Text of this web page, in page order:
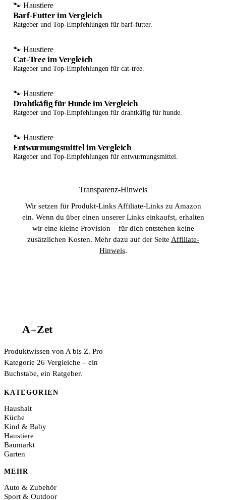
🐾 Haustiere
Barf-Futter im Vergleich
Ratgeber und Top-Empfehlungen für barf-futter.
🐾 Haustiere
Cat-Tree im Vergleich
Ratgeber und Top-Empfehlungen für cat-tree.
🐾 Haustiere
Drahtkäfig für Hunde im Vergleich
Ratgeber und Top-Empfehlungen für drahtkäfig für hunde.
🐾 Haustiere
Entwurmungsmittel im Vergleich
Ratgeber und Top-Empfehlungen für entwurmungsmittel.
Transparenz-Hinweis
Wir setzen für Produkt-Links Affiliate-Links zu Amazon
ein. Wenn du über einen unserer Links einkaufst, erhalten
wir eine kleine Provision – für dich entstehen keine
zusätzlichen Kosten. Mehr dazu auf der Seite Affiliate-
Hinweis.
A→Zet
Produktwissen von A bis Z. Pro
Kategorie 26 Vergleiche – ein
Buchstabe, ein Ratgeber.
KATEGORIEN
Haushalt
Küche
Kind & Baby
Haustiere
Baumarkt
Garten
MEHR
Auto & Zubehör
Sport & Outdoor